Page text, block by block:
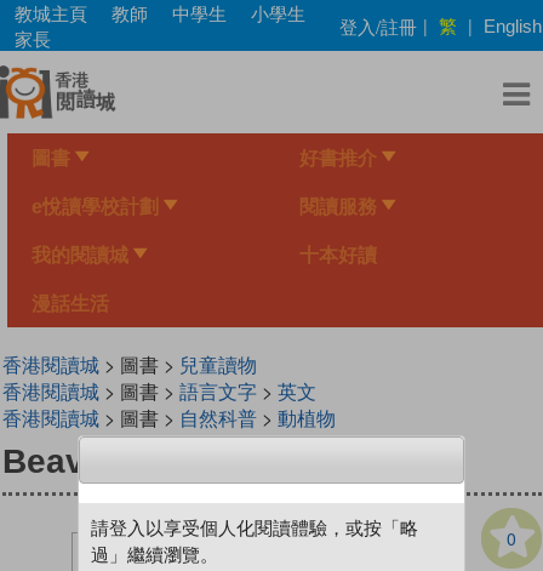
Skip
main
content
教城主頁 教師 中學生
小學生
家長
登入/註冊 | 繁 | English
圖書 好書推介
e悅讀學校計劃 閱讀服務
我的閱讀城 十本好讀
漫話生活
香港閱讀城> 圖書 > 兒童讀物
香港閱讀城> 圖書 > 語言文字> 英文
香港閱讀城> 圖書 > 自然科普> 動植物
Beavers and Other Rodents
0
請登入以享受個人化閱讀體驗，或按「略
過」繼續瀏覽。